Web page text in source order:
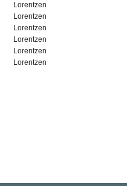
Lorentzen
Lorentzen
Lorentzen
Lorentzen
Lorentzen
Lorentzen